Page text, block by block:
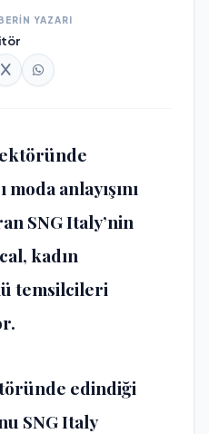
YAZARI
anlayışını
SNG Italy’nin
kadın
temsilcileri
edindiği
SNG Italy